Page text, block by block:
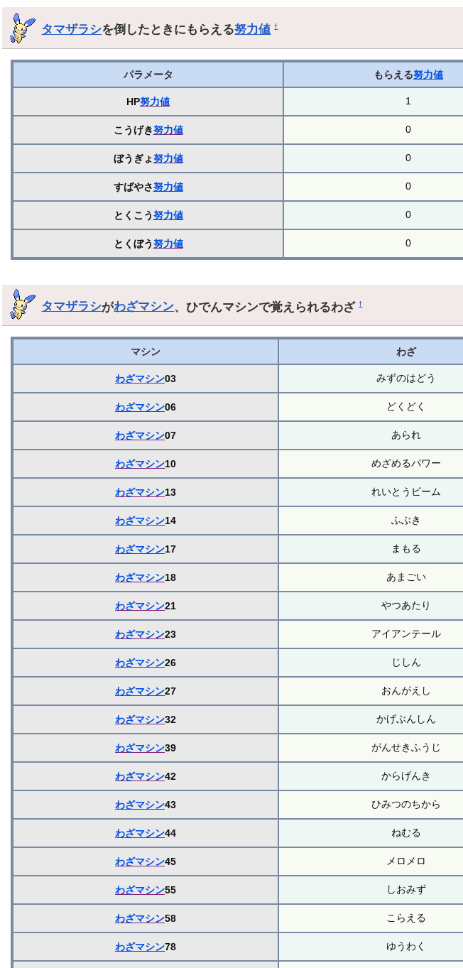
タマザラシを倒したときにもらえる努力値 †
パラメータ もらえる努力値
HP努力値 1
こうげき努力値 0
ぼうぎょ努力値 0
すばやさ努力値 0
とくこう努力値 0
とくぼう努力値 0
タマザラシがわざマシン、ひでんマシンで覚えられるわざ†
マシン わざ
わざマシン03 みずのはどう
わざマシン06 どくどく
わざマシン07 あられ
わざマシン10 めざめるパワー
わざマシン13 れいとうビーム
わざマシン14 ふぶき
わざマシン17 まもる
わざマシン18 あまごい
わざマシン21 やつあたり
わざマシン23 アイアンテール
わざマシン26 じしん
わざマシン27 おんがえし
わざマシン32 かげぶんしん
わざマシン39 がんせきふうじ
わざマシン42 からげんき
わざマシン43 ひみつのちから
わざマシン44 ねむる
わざマシン45 メロメロ
わざマシン55 しおみず
わざマシン58 こらえる
わざマシン78 ゆうわく